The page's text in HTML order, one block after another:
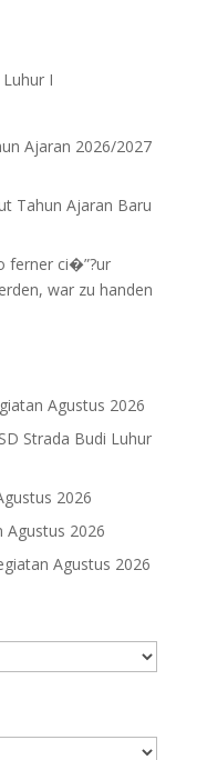
I
Ajaran 2026/2027
Tahun Ajaran Baru
ferner ci�”?ur
war zu handen
Agustus 2026
Strada Budi Luhur
2026
Agustus 2026
Agustus 2026